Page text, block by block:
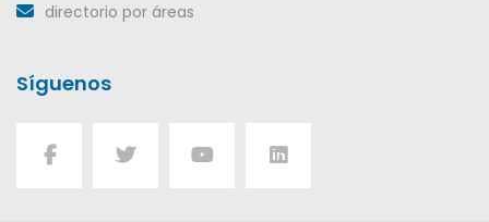
directorio por áreas
Síguenos